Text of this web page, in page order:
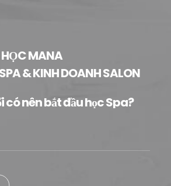
HỌC MANA
& KINH DOANH SALON
có nên bắt đầu học Spa?